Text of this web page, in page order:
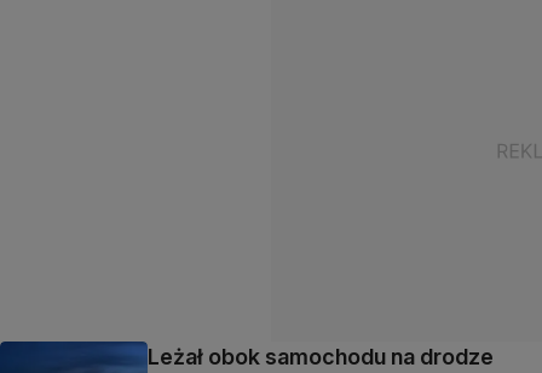
Leżał obok samochodu na drodze